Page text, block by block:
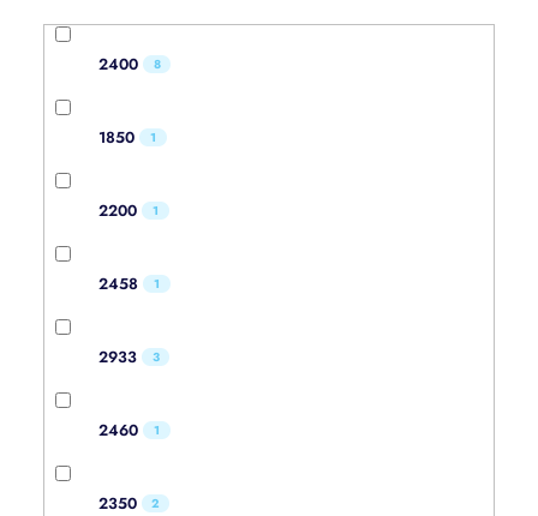
2400 8
1850 1
2200 1
2458 1
2933 3
2460 1
2350 2